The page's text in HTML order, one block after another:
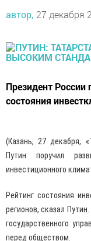
автор, 27 декабря
Президент России
состояния
(Казань, 27 декабря,
Путин поручил
инвестиционного
Рейтинг состояния
регионов, сказал
государственного
перед обществом.